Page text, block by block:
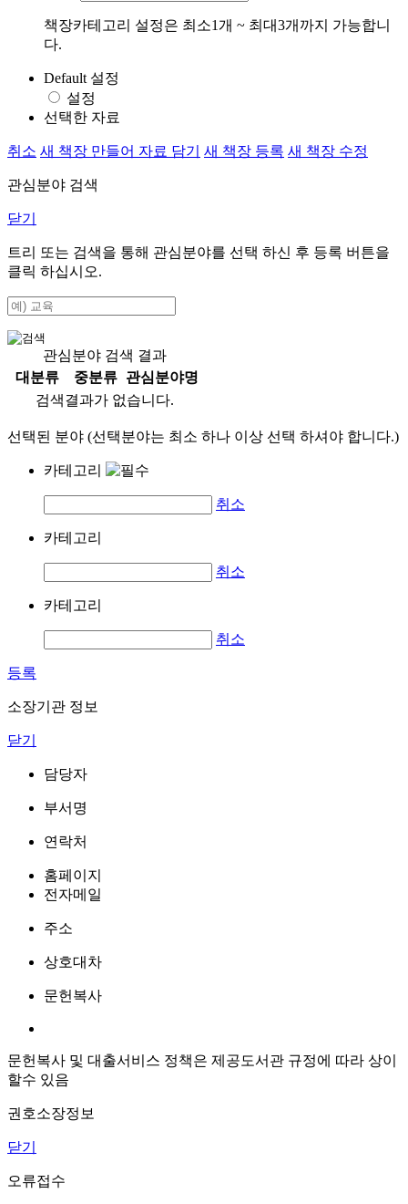
책장카테고리 설정은 최소1개 ~ 최대3개까지 가능합니
다.
Default 설정
설정
선택한 자료
취소 새 책장 만들어 자료 담기 새 책장 등록 새 책장 수정
관심분야 검색
닫기
트리 또는 검색을 통해 관심분야를 선택 하신 후 등록 버튼을
클릭 하십시오.
관심분야 검색 결과
대분류
중분류
관심분야명
검색결과가 없습니다.
선택된 분야 (선택분야는 최소 하나 이상 선택 하셔야 합니다.)
카테고리
취소
카테고리
취소
카테고리
취소
등록
소장기관 정보
닫기
담당자
부서명
연락처
홈페이지
전자메일
주소
상호대차
문헌복사
문헌복사 및 대출서비스 정책은 제공도서관 규정에 따라 상이
할수 있음
권호소장정보
닫기
오류접수